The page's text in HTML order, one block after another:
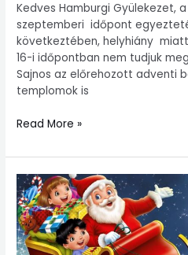
Kedves Hamburgi Gyülekezet,
szeptemberi időpont
következtében, helyhiány
16-i időpontban nem tudjuk
Sajnos az előrehozott adventi
templomok is
november
30.)
Read More »
Mikulás